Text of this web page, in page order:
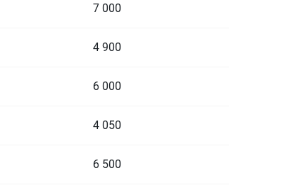
7 000
4 900
6 000
4 050
6 500